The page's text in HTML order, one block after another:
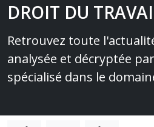
DROIT DU
Retrouvez toute
analysée et décryptée
spécialisé dans le